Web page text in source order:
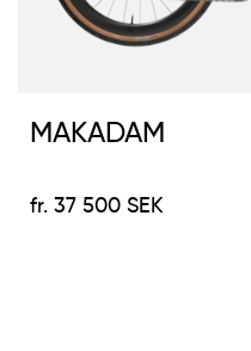
MAKADAM
37 500SEK